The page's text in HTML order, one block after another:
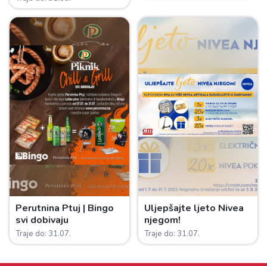
Perutnina Ptuj | Bingo
svi dobivaju
Traje do: 31.07.
Uljepšajte ljeto Nivea
njegom!
Traje do: 31.07.